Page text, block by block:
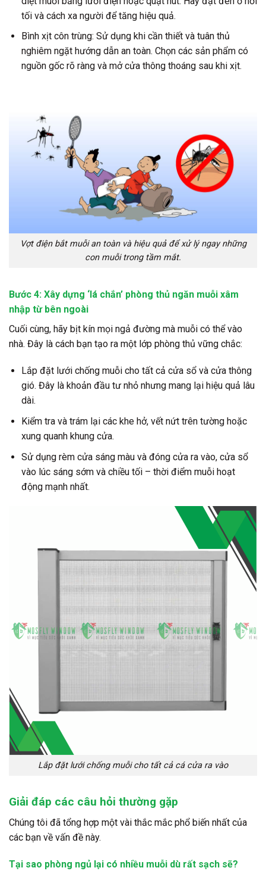
tối và cách xa người để tăng hiệu quả.
Bình xịt côn trùng: Sử dụng khi cần thiết và tuân thủ
nghiêm ngặt hướng dẫn an toàn. Chọn các sản phẩm có
nguồn gốc rõ ràng và mở cửa thông thoáng sau khi xịt.
Vợt điện bắt muỗi an toàn và hiệu quả để xử lý ngay những
con muỗi trong tầm mắt.
Bước 4: Xây dựng ‘lá chắn’ phòng thủ ngăn muỗi xâm
nhập từ bên ngoài
Cuối cùng, hãy bịt kín mọi ngả đường mà muỗi có thể vào
nhà. Đây là cách bạn tạo ra một lớp phòng thủ vững chắc:
Lắp đặt lưới chống muỗi cho tất cả cửa sổ và cửa thông
gió. Đây là khoản đầu tư nhỏ nhưng mang lại hiệu quả lâu
dài.
Kiểm tra và trám lại các khe hở, vết nứt trên tường hoặc
xung quanh khung cửa.
Sử dụng rèm cửa sáng màu và đóng cửa ra vào, cửa sổ
vào lúc sáng sớm và chiều tối – thời điểm muỗi hoạt
động mạnh nhất.
Lắp đặt lưới chống muỗi cho tất cả cá cửa ra vào
Giải đáp các câu hỏi thường gặp
Chúng tôi đã tổng hợp một vài thắc mắc phổ biến nhất của
các bạn về vấn đề này.
Tại sao phòng ngủ lại có nhiều muỗi dù rất sạch sẽ?